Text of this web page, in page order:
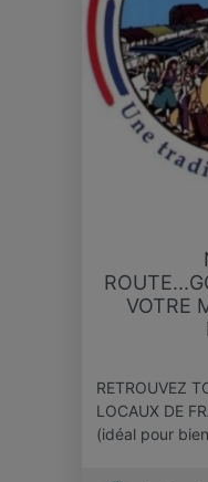
VOTRE
RETROUVEZ
LOCAUX DE
(idéal pour